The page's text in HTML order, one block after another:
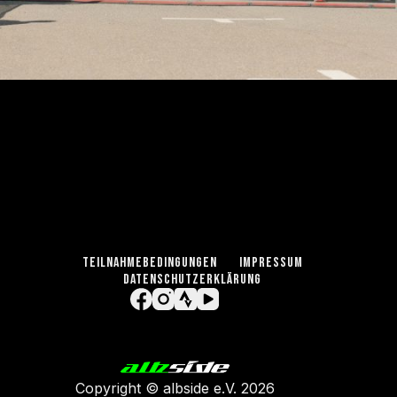
TEILNAHMEBEDINGUNGEN
IMPRESSUM
DATENSCHUTZERKLÄRUNG
Copyright © albside e.V. 2026